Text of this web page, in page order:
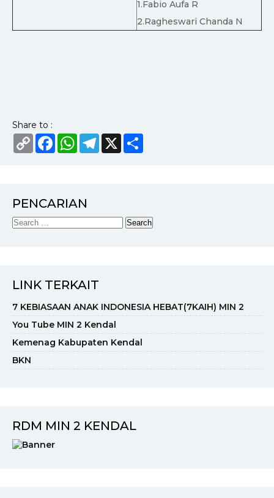
1.Fabio Aufa R
2.Ragheswari Chanda N
Share to :
Copy
Link
FacebookWhatsApp
Telegram
X
PENCARIAN
LINK TERKAIT
7 KEBIASAAN ANAK INDONESIA HEBAT(7KAIH) MIN 2
You Tube MIN 2 Kendal
Kemenag Kabupaten Kendal
BKN
RDM MIN 2 KENDAL